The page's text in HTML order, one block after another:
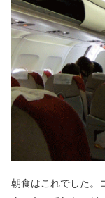
朝食はこれでした。